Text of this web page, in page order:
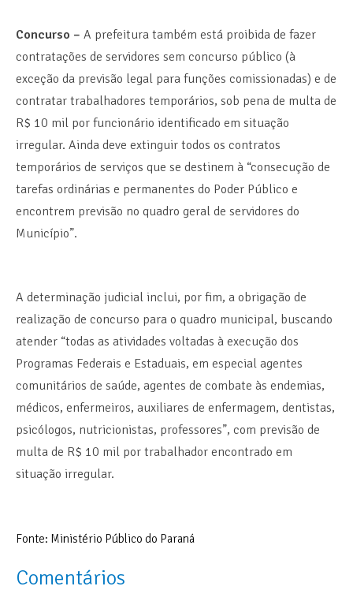
Concurso – A prefeitura também está proibida de fazer
contratações de servidores sem concurso público (à
exceção da previsão legal para funções comissionadas) e de
contratar trabalhadores temporários, sob pena de multa de
R$ 10 mil por funcionário identificado em situação
irregular. Ainda deve extinguir todos os contratos
temporários de serviços que se destinem à “consecução de
tarefas ordinárias e permanentes do Poder Público e
encontrem previsão no quadro geral de servidores do
Município”.
A determinação judicial inclui, por fim, a obrigação de
realização de concurso para o quadro municipal, buscando
atender “todas as atividades voltadas à execução dos
Programas Federais e Estaduais, em especial agentes
comunitários de saúde, agentes de combate às endemias,
médicos, enfermeiros, auxiliares de enfermagem, dentistas,
psicólogos, nutricionistas, professores”, com previsão de
multa de R$ 10 mil por trabalhador encontrado em
situação irregular.
Fonte: Ministério Público do Paraná
Comentários